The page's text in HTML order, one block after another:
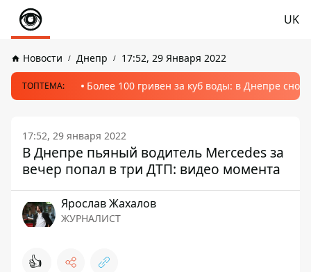
UK
Новости Днепр 17:52, 29 Января 2022
ТОПТЕМА: Более 100 гривен за куб воды: в Днепре
17:52, 29 января 2022
В Днепре пьяный водитель Mercedes за
вечер попал в три ДТП: видео момента
Ярослав Жахалов
ЖУРНАЛИСТ
👍